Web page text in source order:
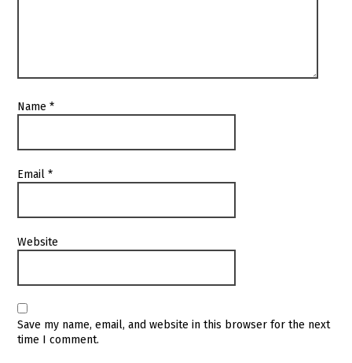
Name*
Email*
Website
Save my name, email, and website in this browser for the next
time I comment.